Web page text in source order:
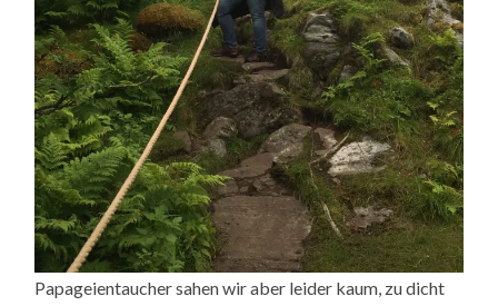
Papageientaucher sahen wir aber leider kaum, zu dicht